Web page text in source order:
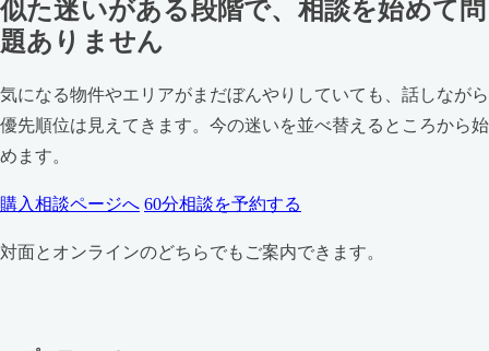
似た迷いがある段階で、相談を始めて問
題ありません
気になる物件やエリアがまだぼんやりしていても、話しながら
優先順位は見えてきます。今の迷いを並べ替えるところから始
めます。
購入相談ページへ 60分相談を予約する
対面とオンラインのどちらでもご案内できます。